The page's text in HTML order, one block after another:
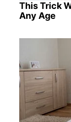
This Trick
Any Age